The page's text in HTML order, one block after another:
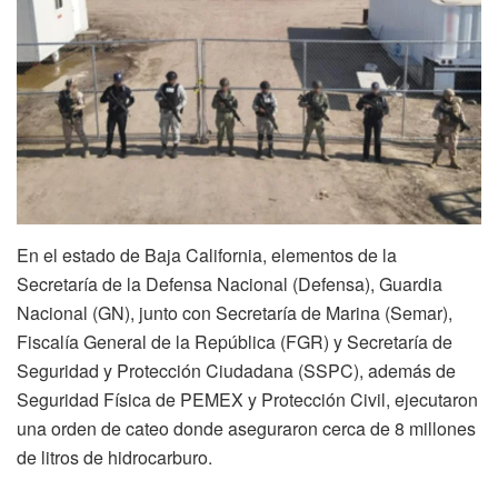
En el estado de Baja California, elementos de la
Secretaría de la Defensa Nacional (Defensa), Guardia
Nacional (GN), junto con Secretaría de Marina (Semar),
Fiscalía General de la República (FGR) y Secretaría de
Seguridad y Protección Ciudadana (SSPC), además de
Seguridad Física de PEMEX y Protección Civil, ejecutaron
una orden de cateo donde aseguraron cerca de 8 millones
de litros de hidrocarburo.